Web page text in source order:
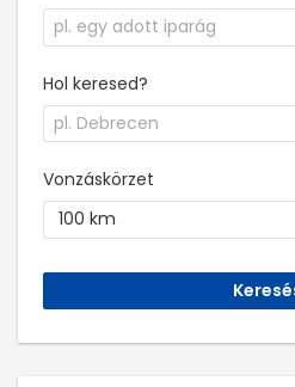
Hol keresed?
Vonzáskörzet